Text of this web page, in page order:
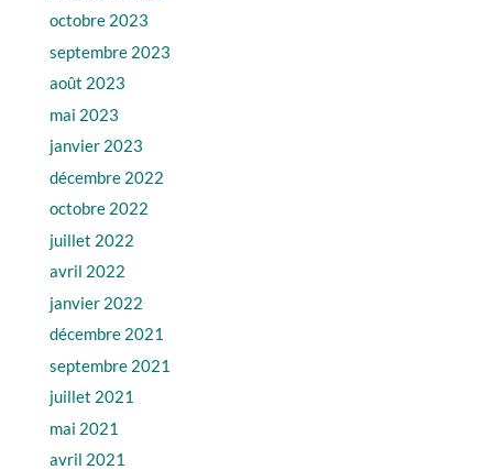
octobre 2023
septembre 2023
août 2023
mai 2023
janvier 2023
décembre 2022
octobre 2022
juillet 2022
avril 2022
janvier 2022
décembre 2021
septembre 2021
juillet 2021
mai 2021
avril 2021